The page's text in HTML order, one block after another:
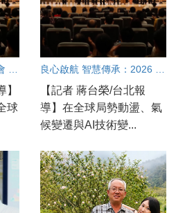
】
球
【記者 蔣台榮/台北報
導】在全球局勢動盪、氣
候變遷與AI技術變...